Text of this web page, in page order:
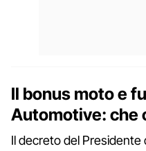
Il bonus moto e
Automotive: che
Il decreto del Presidente